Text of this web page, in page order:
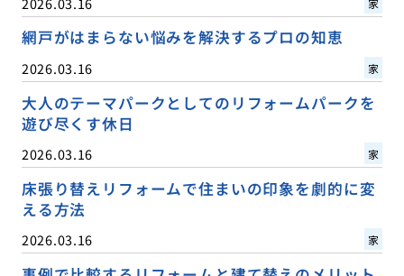
網戸がはまらない悩みを解決するプロの知恵
2026.03.16 家
大人のテーマパークとしてのリフォームパークを
遊び尽くす休日
2026.03.16 家
床張り替えリフォームで住まいの印象を劇的に変
える方法
2026.03.16 家